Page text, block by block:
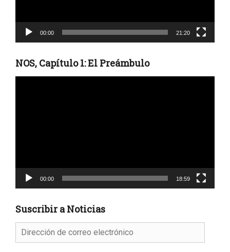
00:00 21:20
NOS, Capítulo 1: El Preámbulo
00:00 18:59
Suscribir a Noticias
Dirección